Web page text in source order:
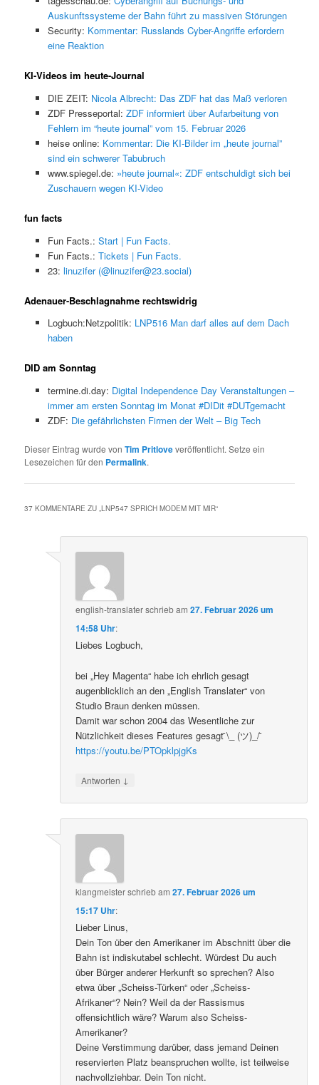
Auskunftssysteme der Bahn führt zu massiven Störungen
Security: Kommentar: Russlands Cyber-Angriffe erfordern
eine Reaktion
KI-Videos im heute-Journal
DIE ZEIT: Nicola Albrecht: Das ZDF hat das Maß verloren
ZDF Presseportal: ZDF informiert über Aufarbeitung von
Fehlern im “heute journal” vom 15. Februar 2026
heise online: Kommentar: Die KI-Bilder im „heute journal”
sind ein schwerer Tabubruch
www.spiegel.de: »heute journal«: ZDF entschuldigt sich bei
Zuschauern wegen KI-Video
fun facts
Fun Facts.: Start | Fun Facts.
Fun Facts.: Tickets | Fun Facts.
23: linuzifer (@linuzifer@23.social)
Adenauer-Beschlagnahme rechtswidrig
Logbuch:Netzpolitik: LNP516 Man darf alles auf dem Dach
haben
DID am Sonntag
termine.di.day: Digital Independence Day Veranstaltungen –
immer am ersten Sonntag im Monat #DIDit #DUTgemacht
ZDF: Die gefährlichsten Firmen der Welt – Big Tech
Dieser Eintrag wurde vonTim Pritloveveröffentlicht. Setze ein
Lesezeichen für den Permalink.
37 KOMMENTARE ZU „LNP547 SPRICH MODEM MIT MIR“
english-translaterschriebam27. Februar 2026 um
14:58 Uhr:
Liebes Logbuch,
bei „Hey Magenta“ habe ich ehrlich gesagt
augenblicklich an den „English Translater“ von
Studio Braun denken müssen.
Damit war schon 2004 das Wesentliche zur
Nützlichkeit dieses Features gesagt ̄\_ (ツ)_/ ̄
https://youtu.be/PTOpklpjgKs
Antworten ↓
klangmeisterschriebam27. Februar 2026 um
15:17 Uhr:
Lieber Linus,
Dein Ton über den Amerikaner im Abschnitt über die
Bahn ist indiskutabel schlecht. Würdest Du auch
über Bürger anderer Herkunft so sprechen? Also
etwa über „Scheiss-Türken“ oder „Scheiss-
Afrikaner“? Nein? Weil da der Rassismus
offensichtlich wäre? Warum also Scheiss-
Amerikaner?
Deine Verstimmung darüber, dass jemand Deinen
reservierten Platz beanspruchen wollte, ist teilweise
nachvollziehbar. Dein Ton nicht.